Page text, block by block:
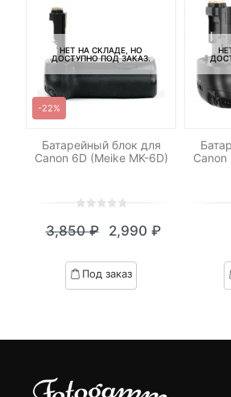
НЕТ НА СКЛАДЕ, НО
ДОСТУПНО ПОД ЗАКАЗ.
-22%
Батарейный блок для
Canon 6D (Meike MK-6D)
out
based
on
3,850₽
цена
составляла
2,990 ₽
Текущая
цена:
2,990 ₽.
Под заказ